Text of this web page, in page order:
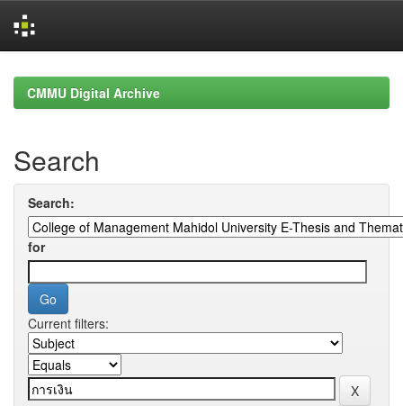
navigationCMMU Digital Archive
Search
Search:
for
Current filters: